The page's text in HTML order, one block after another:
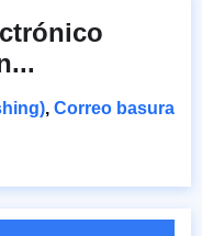
, Correo basura